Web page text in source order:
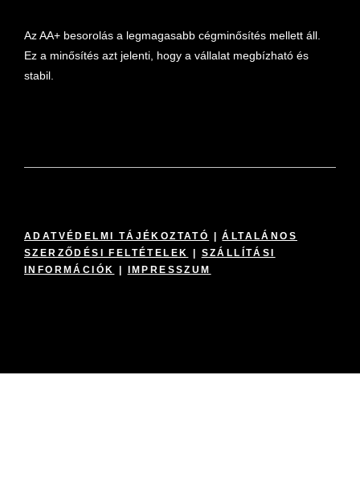
Az AA+ besorolás a legmagasabb cégminősítés mellett áll.
Ez a minősítés azt jelenti, hogy a vállalat megbízható és
stabil.
ADATVÉDELMI TÁJÉKOZTATÓ |ÁLTALÁNOS
SZERZŐDÉSI FELTÉTELEK
SZÁLLÍTÁSI
INFORMÁCIÓK
IMPRESSZUM